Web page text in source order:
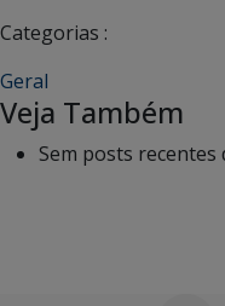
Categorias :
Geral
Veja Também
Sem posts recentes